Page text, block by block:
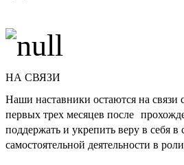
НА СВЯЗИ
Наши наставники остаются на связи
первых трех месяцев после
поддержать и укрепить веру в себя
самостоятельной деятельности в